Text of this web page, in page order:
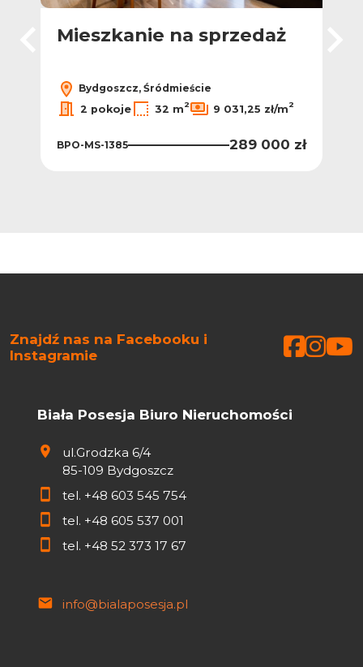
Mieszkanie na sprzedaż
Bydgoszcz, Śródmieście
2 pokoje
32 m2 9 031,25 zł/m2
BPO-MS-1385 289 000 zł
Znajdź nas na Facebooku i
Instagramie
Biała Posesja Biuro Nieruchomości
ul.Grodzka 6/4
85-109 Bydgoszcz
tel. +48 603 545 754
tel. +48 605 537 001
tel. +48 52 373 17 67
info@bialaposesja.pl